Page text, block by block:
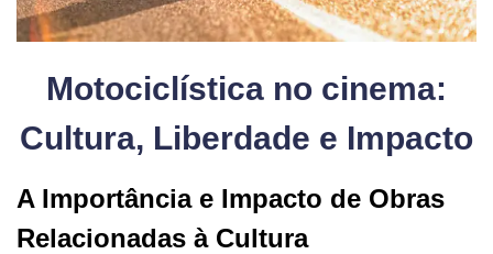
Motociclística no cinema:
Cultura, Liberdade e Impacto
A Importância e Impacto de Obras
Relacionadas à Cultura